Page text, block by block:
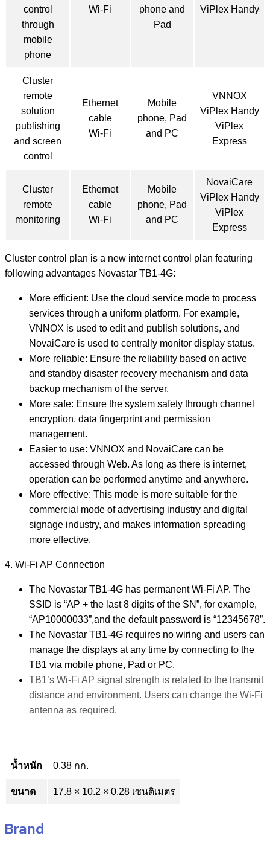
control
through
mobile
phone
Wi-Fi
phone and
Pad
ViPlex Handy
Cluster
remote
solution
publishing
and screen
control
Ethernet
cable
Wi-Fi
Mobile
phone, Pad
and PC
VNNOX
ViPlex Handy
ViPlex
Express
Cluster
remote
monitoring
Ethernet
cable
Wi-Fi
Mobile
phone, Pad
and PC
NovaiCare
ViPlex Handy
ViPlex
Express
Cluster control plan is a new internet control plan featuring
following advantages Novastar TB1-4G:
More efficient: Use the cloud service mode to process
services through a uniform platform. For example,
VNNOX is used to edit and publish solutions, and
NovaiCare is used to centrally monitor display status.
More reliable: Ensure the reliability based on active
and standby disaster recovery mechanism and data
backup mechanism of the server.
More safe: Ensure the system safety through channel
encryption, data fingerprint and permission
management.
Easier to use: VNNOX and NovaiCare can be
accessed through Web. As long as there is internet,
operation can be performed anytime and anywhere.
More effective: This mode is more suitable for the
commercial mode of advertising industry and digital
signage industry, and makes information spreading
more effective.
4. Wi-Fi AP Connection
The Novastar TB1-4G has permanent Wi-Fi AP. The
SSID is “AP + the last 8 digits of the SN”, for example,
“AP10000033”,and the default password is “12345678”.
The Novastar TB1-4G requires no wiring and users can
manage the displays at any time by connecting to the
TB1 via mobile phone, Pad or PC.
TB1’s Wi-Fi AP signal strength is related to the transmit
distance and environment. Users can change the Wi-Fi
antenna as required.
น้ำหนัก 0.38 กก.
ขนาด 17.8 × 10.2 × 0.28 เซนติเมตร
Brand